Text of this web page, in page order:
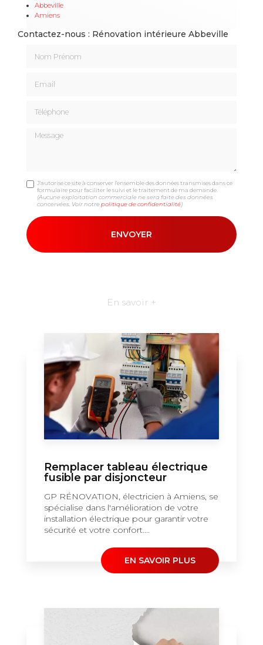
Abbeville
Amiens
Contactez-nous : Rénovation intérieure Abbeville
Message
J'autorise ce site à conserver l'ensemble des données transmises dans ce
formulaire pour faciliter le suivi et le traitement de ma demande.
(Aucune exploitation commerciale ne sera faite des données
concervées. Voir notrepolitique de confidentialité)
En savoir +
Remplacer tableau électrique
fusible par disjoncteur
GP RÉNOVATION, électricien à Amiens, se
spécialise dans l'amélioration de votre
installation électrique pour garantir votre
sécurité et votre confort....
EN SAVOIR PLUS